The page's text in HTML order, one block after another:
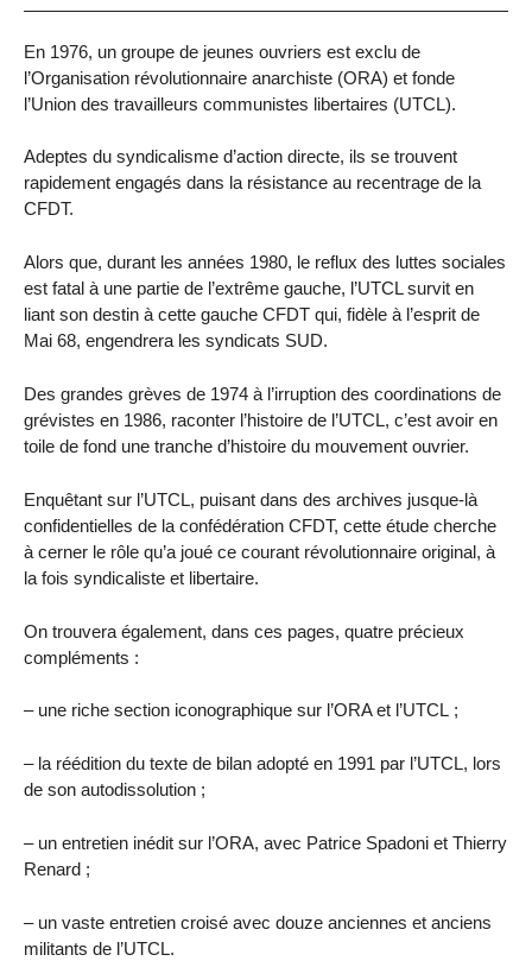
En 1976, un groupe de jeunes ouvriers est exclu de
l’Organisation révolutionnaire anarchiste (ORA) et fonde
l’Union des travailleurs communistes libertaires (UTCL).
Adeptes du syndicalisme d’action directe, ils se trouvent
rapidement engagés dans la résistance au recentrage de la
CFDT.
Alors que, durant les années 1980, le reflux des luttes sociales
est fatal à une partie de l’extrême gauche, l’UTCL survit en
liant son destin à cette gauche CFDT qui, fidèle à l’esprit de
Mai 68, engendrera les syndicats SUD.
Des grandes grèves de 1974 à l’irruption des coordinations de
grévistes en 1986, raconter l’histoire de l’UTCL, c’est avoir en
toile de fond une tranche d’histoire du mouvement ouvrier.
Enquêtant sur l’UTCL, puisant dans des archives jusque-là
confidentielles de la confédération CFDT, cette étude cherche
à cerner le rôle qu’a joué ce courant révolutionnaire original, à
la fois syndicaliste et libertaire.
On trouvera également, dans ces pages, quatre précieux
compléments :
– une riche section iconographique sur l’ORA et l’UTCL ;
– la réédition du texte de bilan adopté en 1991 par l’UTCL, lors
de son autodissolution ;
– un entretien inédit sur l’ORA, avec Patrice Spadoni et Thierry
Renard ;
– un vaste entretien croisé avec douze anciennes et anciens
militants de l’UTCL.